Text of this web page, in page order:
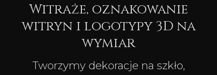
Witraże, oznakowanie
witryn i logotypy 3D na
wymiar
Tworzymy dekoracje na szkło,